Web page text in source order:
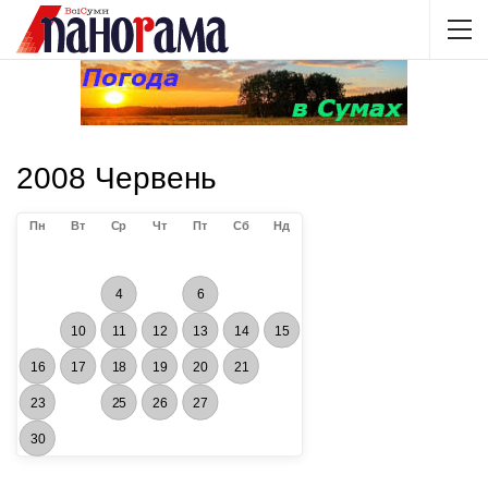
2008 Червень
Пн Вт Ср Чт Пт Сб Нд
4 6
10 11 12 13 14 15
16 17 18 19 20 21
23 25 26 27
30